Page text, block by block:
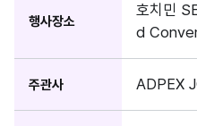
행사장소
호치민
d
주관사 ADPEX